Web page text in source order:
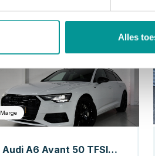
Alles
Benzine / Elektrisch
Marge
Audi A6 Avant 50 TFSIe quattro S-line, Pano, HUD, Full options